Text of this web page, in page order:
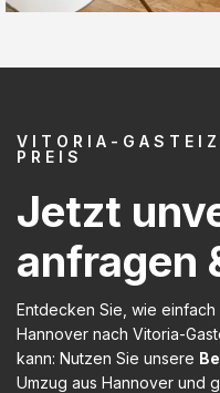
VITORIA-
PREIS
Jetzt
anfragen
Entdecken Sie, wie
Hannover nach Vitoria-
kann: Nutzen Sie unsere
Umzug aus Hannover und